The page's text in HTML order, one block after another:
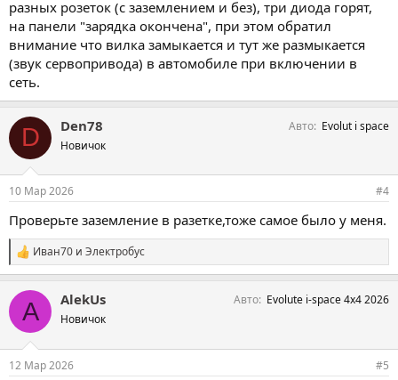
разных розеток (с заземлением и без), три диода горят,
на панели "зарядка окончена", при этом обратил
внимание что вилка замыкается и тут же размыкается
(звук сервопривода) в автомобиле при включении в
сеть.
D Den78
Новичок
Авто Evolut i space
10 Мар 2026 #4
Проверьте заземление в разетке,тоже самое было у меня.
С
и
п
т
:
Иван70 и Электробус
A AlekUs
Новичок
Авто Evolute i-space 4x4 2026
12 Мар 2026 #5